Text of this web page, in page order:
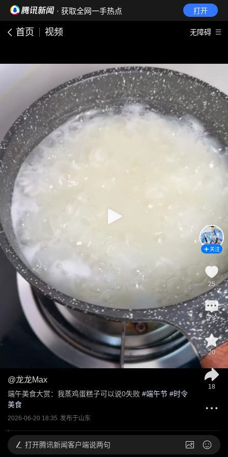
· 获取全网一手热点 打开
首页 视频 无障碍
@龙龙Max
端午美食大赏：我蒸鸡蛋糕子可以说0失败 #端午节 #时令
美食
2026-06-20 18:35 发布于山东
关注
25
评论
20
18
打开腾讯新闻客户端说两句